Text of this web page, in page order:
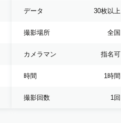
データ 30枚以上
撮影場所 全国
カメラマン 指名可
時間 1時間
撮影回数 1回